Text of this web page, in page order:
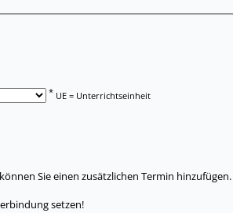
* UE = Unterrichtseinheit
Sie einen zusätzlichen Termin
setzen!